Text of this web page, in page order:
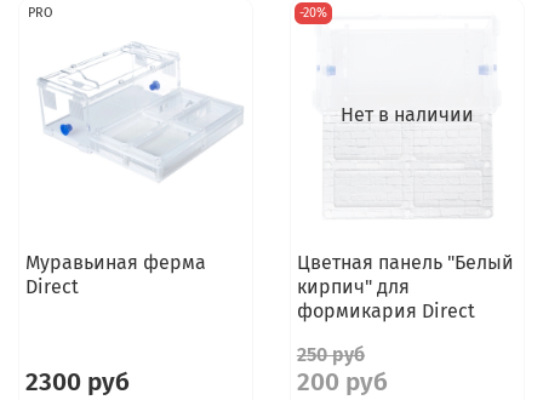
PRO
Муравьиная ферма
Direct
2300 руб
Нет в наличии
-20%
Цветная панель "Белый
кирпич" для
формикария Direct
250 руб
200 руб